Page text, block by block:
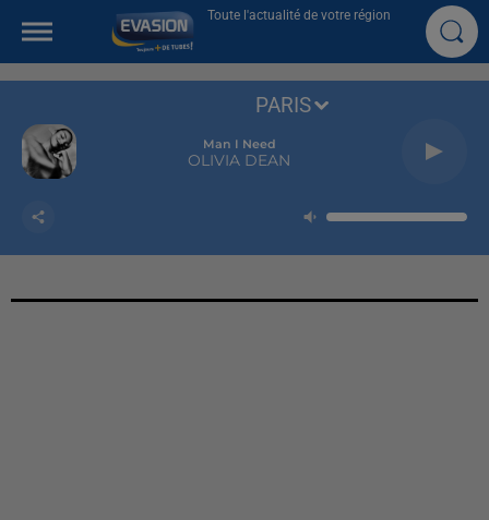
Toute l'actualité de votre région
Man I Need
OLIVIA DEAN
PARIS